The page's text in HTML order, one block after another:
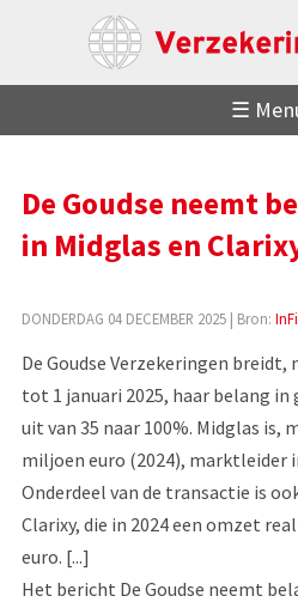
☰
De Goudse neemt
in Midglas en
DONDERDAG 04 DECEMBER 2025| Bron:
De Goudse Verzekeringen
tot 1 januari 2025, haar belang in
uit van 35 naar 100%. Midglas is,
miljoen euro (2024), marktleider
Onderdeel van de transactie is
Clarixy, die in 2024 een omzet
euro. [...]
Het bericht De Goudse neemt